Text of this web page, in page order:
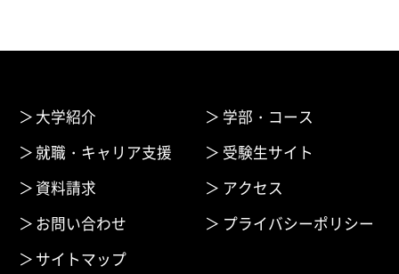
大学紹介
学部・コース
就職・キャリア支援
受験生サイト
資料請求
アクセス
お問い合わせ
プライバシーポリシー
サイトマップ